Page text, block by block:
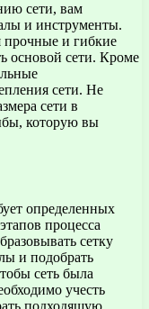
сети, вам
и инструменты.
прочные и гибкие
основой сети. Кроме
сети. Не
сети в
которую вы
определенных
процесса
сетку
и подобрать
сеть была
учесть
подходящую